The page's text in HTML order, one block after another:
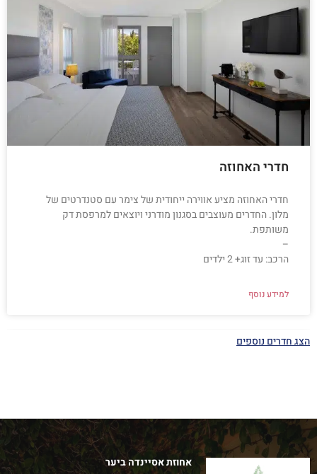
חדרי האחוזה
חדרי האחוזה מציע אווירה ייחודית של צימר עם סטנדרטים של
מלון. החדרים מעוצבים בסגנון מודרני ויוצאים למרפסת דק
משותפת.
–
הרכב: עד זוג+ 2 ילדים
למידע נוסף
הצג חדרים נוספים
אחוזת אסיינדה ביער